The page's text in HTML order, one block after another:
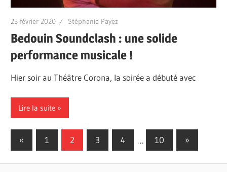
23 février 2020 Stéphanie Payez
Bedouin Soundclash : une solide
performance musicale !
Hier soir au Théâtre Corona, la soirée a débuté avec
Lire la suite
Pagination
« Previous
Posts
1 2 3 4 … 10
Next
Posts
»